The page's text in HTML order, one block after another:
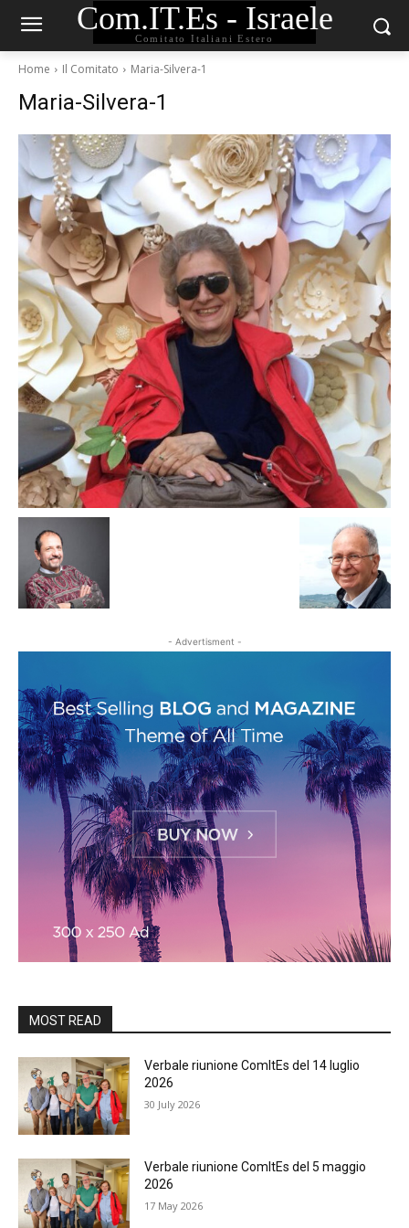
Com.IT.Es - Israele
Comitato Italiani Estero
Home Il Comitato Maria-Silvera-1
Maria-Silvera-1
- Advertisment -
MOST READ
Verbale riunione ComItEs del 14 luglio
2026
30 July 2026
Verbale riunione ComItEs del 5 maggio
2026
17 May 2026